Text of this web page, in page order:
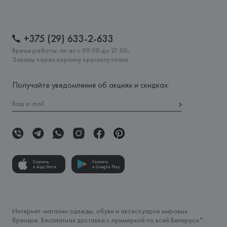
+375 (29) 633-2-633
Время работы: пн-вс с 09:00 до 21:00,
Заказы через корзину круглосуточно
Получайте уведомления об акциях и скидках:
Скачать
в App Store
Скачать
в Google Play
Интернет-магазин одежды, обуви и аксессуаров мировых
брендов. Бесплатная доставка с примеркой по всей Беларуси*.